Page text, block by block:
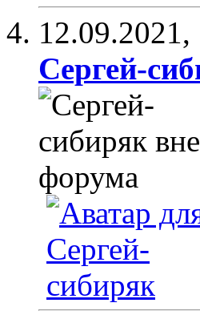
12.09.2021,
Сергей-